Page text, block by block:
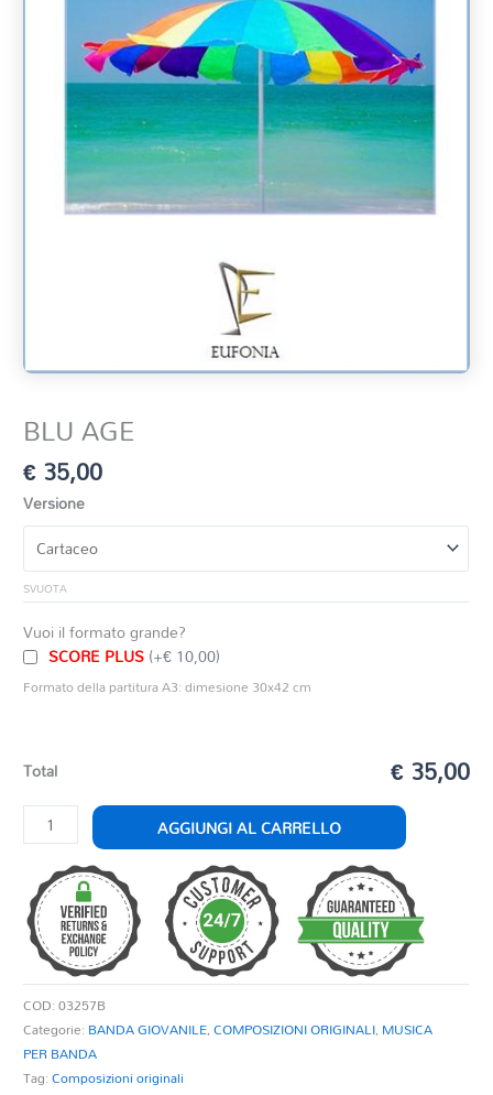
BLU AGE
€35,00
Versione
SVUOTA
Vuoi il formato grande?
SCORE PLUS(+€ 10,00)
Formato della partitura A3: dimesione 30x42 cm
Total € 35,00
BLU
AGE
quantità
AGGIUNGI AL CARRELLO
COD:03257B
Categorie: BANDA GIOVANILE,COMPOSIZIONI ORIGINALI, MUSICA
PER BANDA
Tag:Composizioni originali